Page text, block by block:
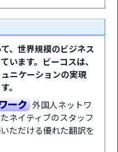
、世界規模のビジネス
います。ビーコスは、
ニケーションの実現
。
ーク 外国人ネットワ
ネイティブのスタッフ
ただける優れた翻訳を